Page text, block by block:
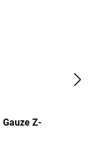
Gauze Z-